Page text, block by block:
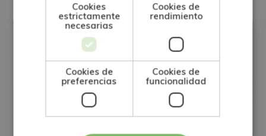
Cookies
estrictamente
necesarias
Cookies de
rendimiento
Cookies de
preferencias
Cookies de
funcionalidad